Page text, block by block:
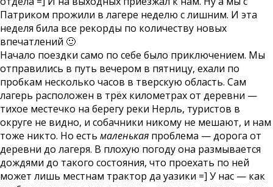
Патриком прожили в лагере неделю с лишним. И эта
неделя била все рекорды по количеству новых
впечатлений 🙂
Начало поездки само по себе было приключением. Мы
отправились в путь вечером в пятницу, ехали по
пробкам несколько часов в тверскую область. Сам
лагерь расположен в трёх километрах от деревни —
тихое местечко на берегу реки Нерль, туристов в
округе не видно, и собачники никому не мешают, и нам
тоже никто. Но есть маленькая проблема — дорога от
деревни до лагеря. В плохую погоду она размывается
дождями до такого состояния, что проехать по ней
может лишь местнам трактор да уазики =] У нас — как